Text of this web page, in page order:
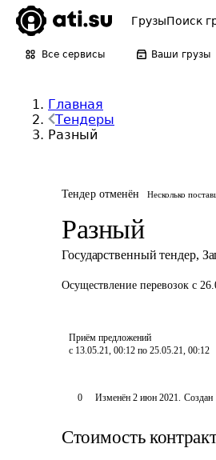
ГрузыПоиск
Все сервисы Ваши грузы
Главная
Тендеры
Разный
Тендер отменён Несколько
Разный
Государственный тендер,
Осуществление перевозок с
Приём предложений
с 13.05.21, 00:12 по 25.05.21, 00:12
0 Изменён 2 июн 2021. Создан
Стоимость